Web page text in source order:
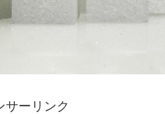
サーリンク